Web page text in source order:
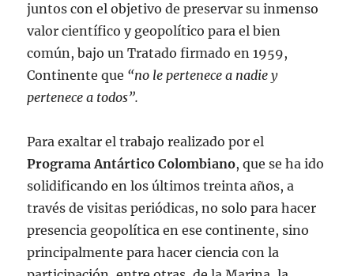
juntos con el objetivo de preservar su inmenso
valor científico y geopolítico para el bien
común, bajo un Tratado firmado en 1959,
Continente que “no le pertenece a nadie y
pertenece a todos”.
Para exaltar el trabajo realizado por el
Programa Antártico Colombiano, que se ha ido
solidificando en los últimos treinta años, a
través de visitas periódicas, no solo para hacer
presencia geopolítica en ese continente, sino
principalmente para hacer ciencia con la